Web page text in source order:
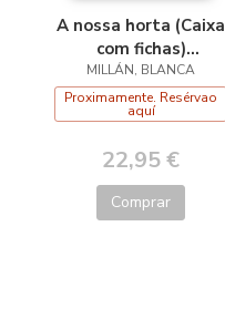
A nossa horta (Caixa
com fichas)
(Portugués)
MILLÁN, BLANCA
Proximamente. Resérvao
aquí
22,95 €
Comprar